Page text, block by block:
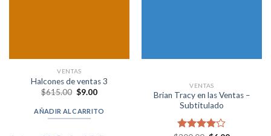
VENTAS
Halcones de ventas 3
$615.00 Original
was:
$615.00.
$9.00Current
is:
$9.00.
AÑADIR AL CARRITO
VENTAS
Brian Tracy en las Ventas –
Subtitulado